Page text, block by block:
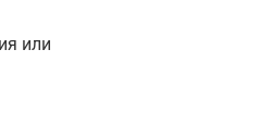
или